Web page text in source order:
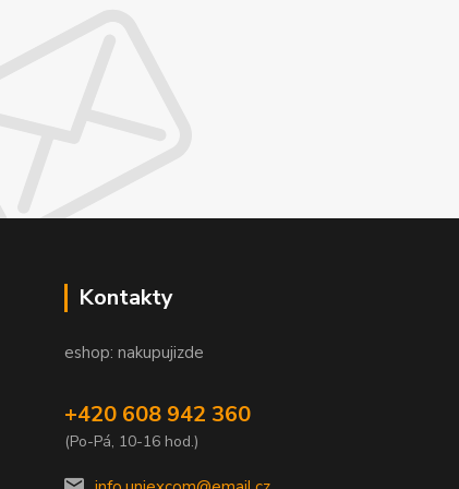
Kontakty
eshop: nakupujizde
+420 608 942 360
(Po-Pá, 10-16 hod.)